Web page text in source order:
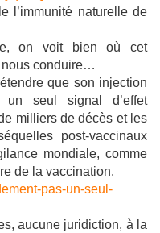
l’immunité naturelle de
on voit bien où cet
nous conduire…
que son injection
un seul signal d’effet
milliers de décès et les
post-vaccinaux
mondiale, comme
de la vaccination.
pas-un-seul-
aucune juridiction, à la